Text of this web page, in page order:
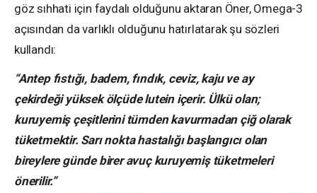
göz sıhhati için faydalı olduğunu aktaran Öner, Omega-3
açısından da varlıklı olduğunu hatırlatarak şu sözleri
kullandı:
“Antep fıstığı, badem, fındık, ceviz, kaju ve ay
çekirdeği yüksek ölçüde lutein içerir. Ülkü olan;
kuruyemiş çeşitlerini tümden kavurmadan çiğ olarak
tüketmektir. Sarı nokta hastalığı başlangıcı olan
bireylere günde birer avuç kuruyemiş tüketmeleri
önerilir.”